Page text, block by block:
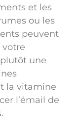
et les
ou les
peuvent
votre
une
la vitamine
l’émail de